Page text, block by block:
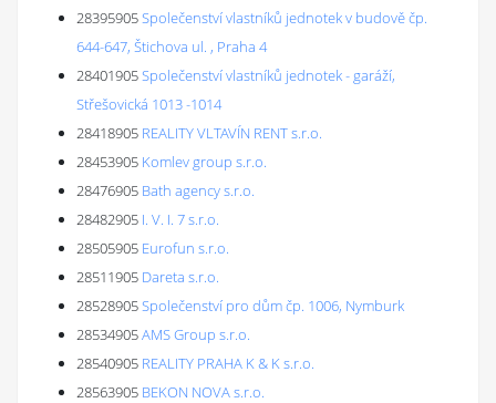
28395905Společenství vlastníků jednotek v budově čp.
644-647, Štichova ul. , Praha 4
28401905Společenství vlastníků jednotek - garáží,
Střešovická 1013 -1014
28418905 REALITY VLTAVÍN RENT s.r.o.
28453905 Komlev group s.r.o.
28476905 Bath agency s.r.o.
28482905 I. V. I. 7 s.r.o.
28505905 Eurofun s.r.o.
28511905 Dareta s.r.o.
28528905Společenství pro dům čp. 1006, Nymburk
28534905AMS Group s.r.o.
28540905 REALITY PRAHA K & K s.r.o.
28563905 BEKON NOVA s.r.o.